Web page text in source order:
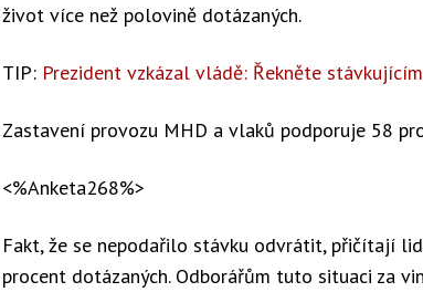
život více než polovině dotázaných.
TIP: Prezident vzkázal vládě: Řekněte
Zastavení provozu MHD a vlaků podporuje 58
<%Anketa268%>
Fakt, že se nepodařilo stávku odvrátit, přičítají
procent dotázaných. Odborářům tuto situaci za